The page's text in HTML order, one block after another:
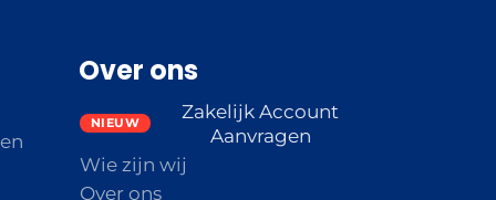
Over ons
Zakelijk Account
Aanvragen
Wie zijn wij
Over ons